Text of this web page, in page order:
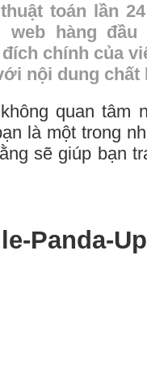
toán lần
hàng
chính của
nội dung
quan tâm
là một trong
sẽ giúp bạn